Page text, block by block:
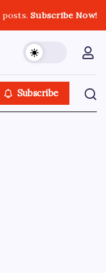
posts.Subscribe Now!
Subscribe